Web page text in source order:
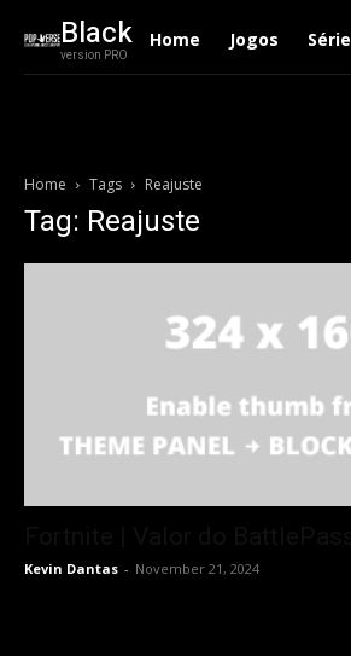
Black
version PRO
Home Jogos
Home Tags Reajuste
Tag: Reajuste
Kevin Dantas - November 21, 2024